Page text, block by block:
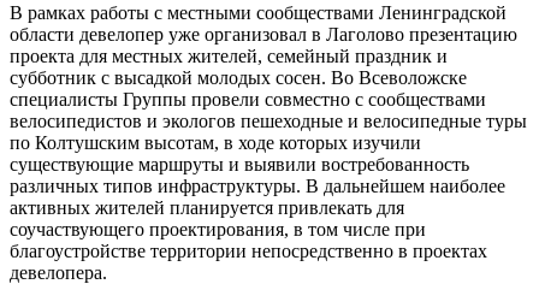
В рамках работы с местными сообществами Ленинградской
области девелопер уже организовал в Лаголово презентацию
проекта для местных жителей, семейный праздник и
субботник с высадкой молодых сосен. Во Всеволожске
специалисты Группы провели совместно с сообществами
велосипедистов и экологов пешеходные и велосипедные туры
по Колтушским высотам, в ходе которых изучили
существующие маршруты и выявили востребованность
различных типов инфраструктуры. В дальнейшем наиболее
активных жителей планируется привлекать для
соучаствующего проектирования, в том числе при
благоустройстве территории непосредственно в проектах
девелопера.